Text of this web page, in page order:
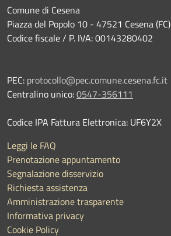
Comune di Cesena
Piazza del Popolo 10 - 47521 Cesena (FC)
Codice fiscale / P. IVA: 00143280402
PEC: protocollo@pec.comune.cesena.fc.it
Centralino unico:0547-356111
Codice IPA Fattura Elettronica: UF6Y2X
Leggi le FAQ
Prenotazione appuntamento
Segnalazione disservizio
Richiesta assistenza
Amministrazione trasparente
Informativa privacy
Cookie Policy